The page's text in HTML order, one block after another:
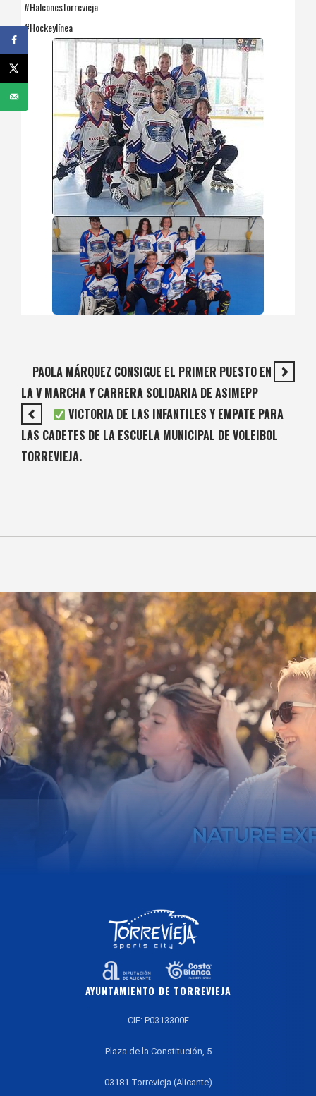
#HalconesTorrevieja
#Hockeylínea
PAOLA MÁRQUEZ CONSIGUE EL PRIMER PUESTO EN
LA V MARCHA Y CARRERA SOLIDARIA DE ASIMEPP
VICTORIA DE LAS INFANTILES Y EMPATE PARA
LAS CADETES DE LA ESCUELA MUNICIPAL DE VOLEIBOL
TORREVIEJA.
AYUNTAMIENTO DE TORREVIEJA
CIF: P0313300F
Plaza de la Constitución, 5
03181 Torrevieja (Alicante)